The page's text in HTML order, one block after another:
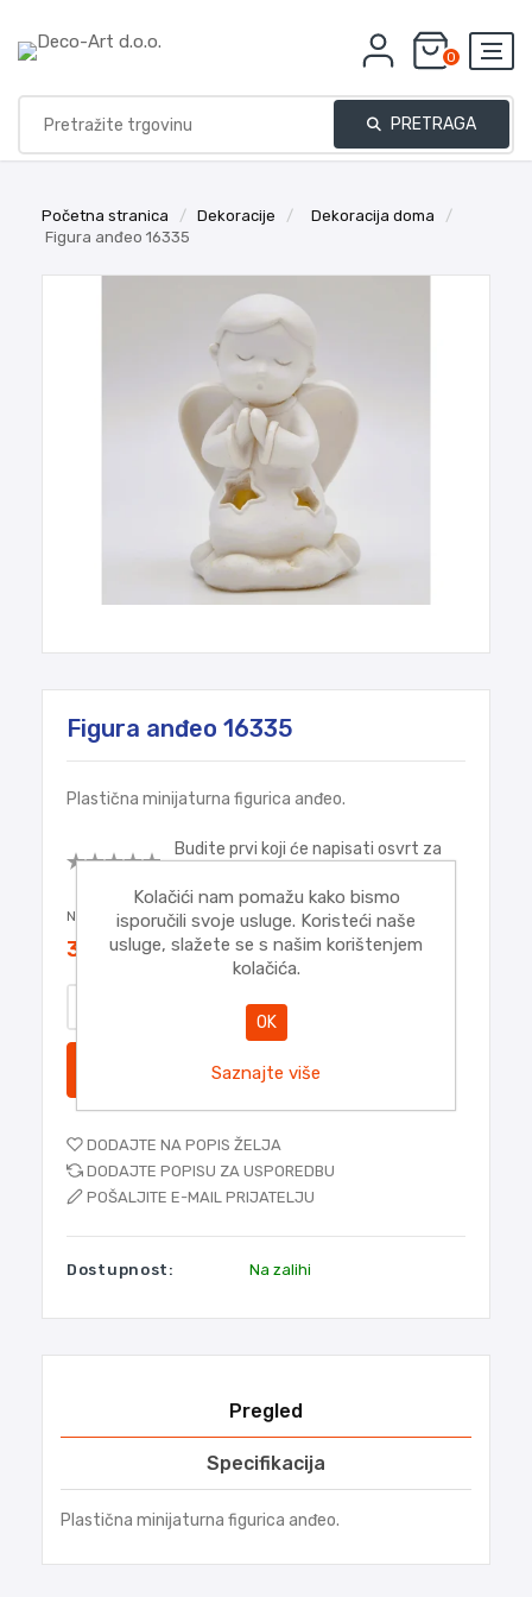
0
PRETRAGA
Početna stranica / Dekoracije / Dekoracija doma
/
Figura anđeo 16335
Figura anđeo 16335
Plastična minijaturna figurica anđeo.
Budite prvi koji će napisati osvrt za
Najniža cijena u zadnjih 30 dana: 3,20€
3,20€
DODAJTE NA POPIS ŽELJA
DODAJTE POPISU ZA USPOREDBU
POŠALJITE E-MAIL PRIJATELJU
Dostupnost: Na zalihi
Pregled
Specifikacija
Plastična minijaturna figurica anđeo.
Kolačići nam pomažu kako bismo
isporučili svoje usluge. Koristeći naše
usluge, slažete se s našim korištenjem
kolačića.
OK
Saznajte više